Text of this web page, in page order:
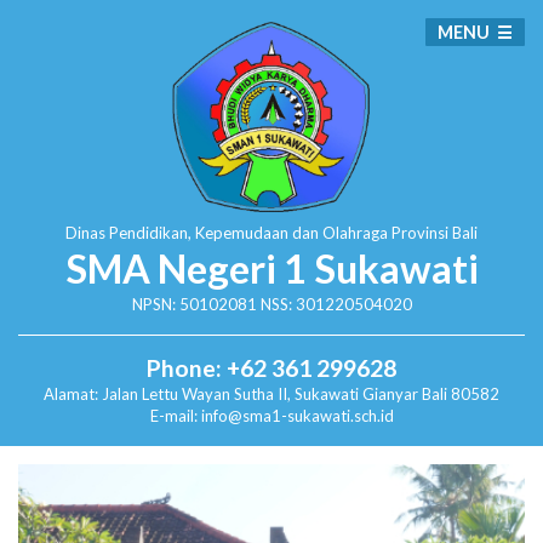
Dinas Pendidikan, Kepemudaan dan Olahraga Provinsi Bali
SMA Negeri 1 Sukawati
NPSN: 50102081 NSS: 301220504020
Phone: +62 361 299628
Alamat: Jalan Lettu Wayan Sutha II, SukawatiGianyar Bali 80582
E-mail: info@sma1-sukawati.sch.id
MENU